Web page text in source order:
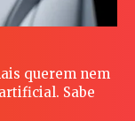
querem nem
Sabe